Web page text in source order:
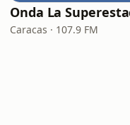
Caracas · 107.9 FM